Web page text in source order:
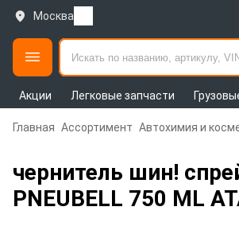
Москва
Акции Легковые запчасти
Главная Ассортимент Автохимия и
чернитель шин!
PNEUBELL 750 ML